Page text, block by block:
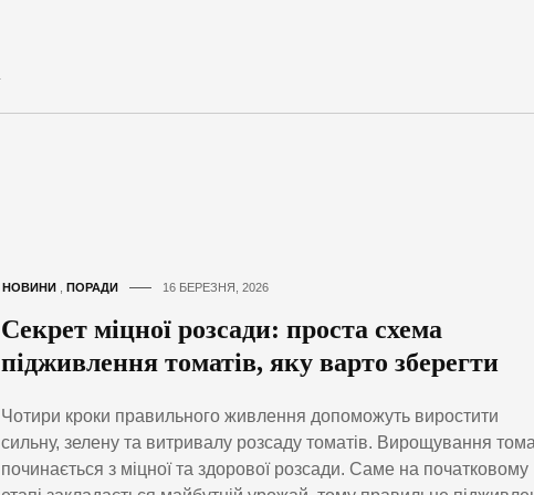
НОВИНИ , ПОРАДИ 16 БЕРЕЗНЯ, 2026
Секрет міцної розсади: проста схема
підживлення томатів, яку варто зберегти
Чотири кроки правильного живлення допоможуть виростити
сильну, зелену та витривалу розсаду томатів. Вирощування
починається з міцної та здорової розсади. Саме на початковому